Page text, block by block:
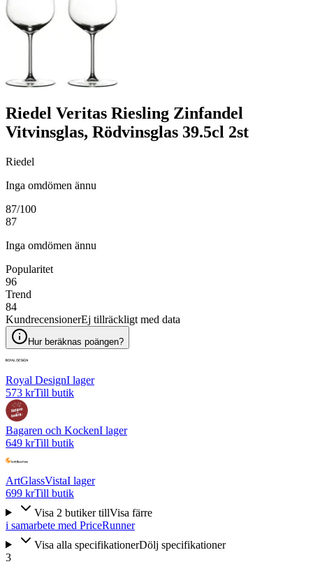
Riedel Veritas Riesling Zinfandel
Vitvinsglas, Rödvinsglas 39.5cl 2st
Riedel
Inga omdömen ännu
87/100
87
Inga omdömen ännu
Popularitet
96
Trend
84
KundrecensionerEj tillräckligt med data
Hur beräknas poängen?
Royal DesignI lager
573 krTill butik
Bagaren och KockenI lager
649 krTill butik
ArtGlassVistaI lager
699 krTill butik
Visa 2 butiker tillVisa färre
i samarbete med PriceRunner
Visa alla specifikationerDölj specifikationer
3